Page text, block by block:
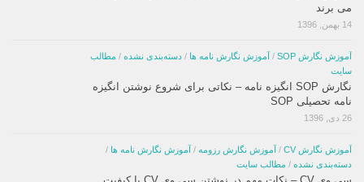
می برند
14 بهمن, 1396
آموزش نگارش SOP / آموزش نگارش نامه ها / دسته‌بندی نشده / مطالب
سایت
نگارش SOP انگیزه نامه – نکاتی برای شروع نوشتن انگیزه
نامه تحصیلی SOP
26 دی, 1396
آموزش نگارش CV / آموزش نگارش رزومه / آموزش نگارش نامه ها /
دسته‌بندی نشده / مطالب سایت